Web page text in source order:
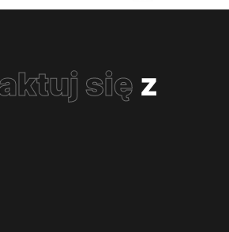
się z